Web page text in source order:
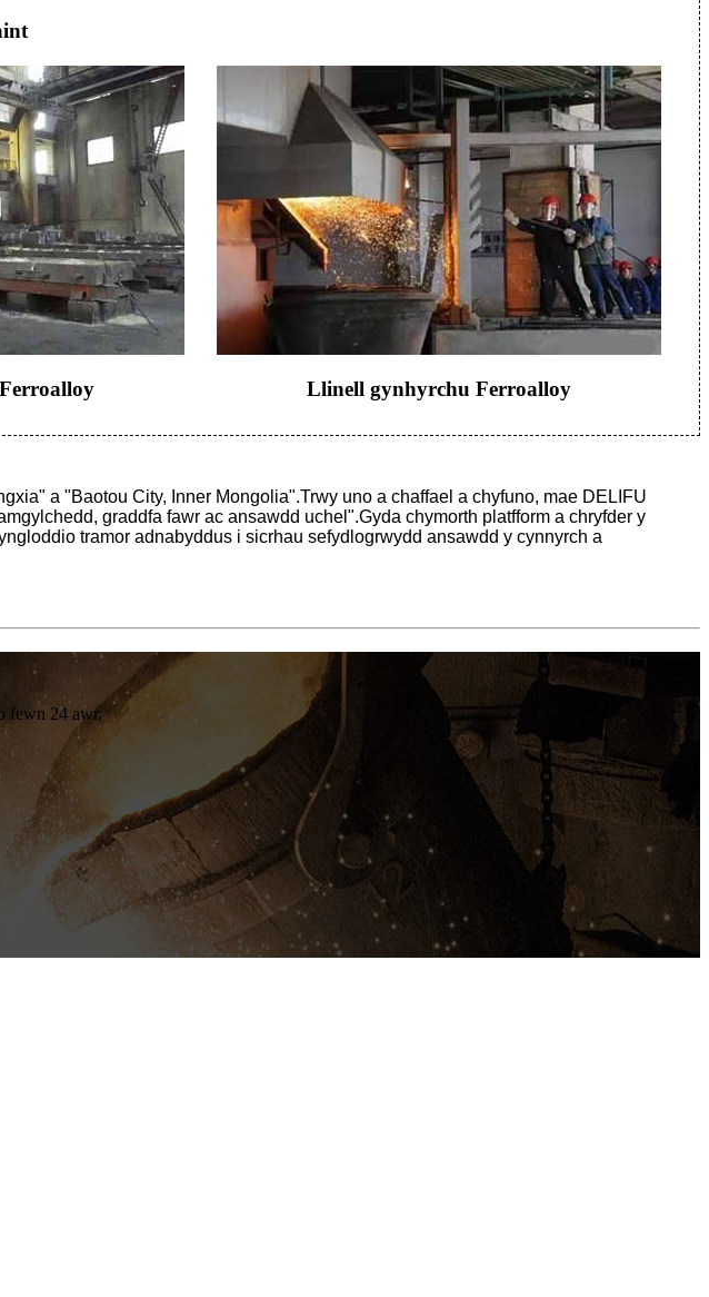
Llinell gynhyrchu Ferroalloy
a "Baotou City, Inner Mongolia".Trwy uno a chaffael a chyfuno, mae DELIFU
graddfa fawr ac ansawdd uchel".Gyda chymorth platfform a chryfder y
tramor adnabyddus i sicrhau sefydlogrwydd ansawdd y cynnyrch a
fewn 24 awr.